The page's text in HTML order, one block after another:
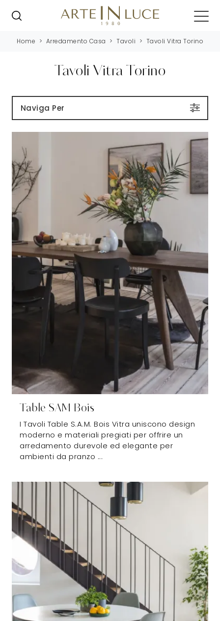
Home > Arredamento Casa > Tavoli > Tavoli Vitra Torino
Tavoli Vitra Torino
Naviga Per
Table SAM Bois
I Tavoli Table S.A.M. Bois Vitra uniscono design
moderno e materiali pregiati per offrire un
arredamento durevole ed elegante per
ambienti da pranzo ...